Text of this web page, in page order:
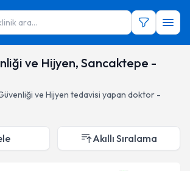
ara...
ve Hijyen, Sancaktepe -
ve Hijyen tedavisi yapan doktor -
Akıllı Sıralama